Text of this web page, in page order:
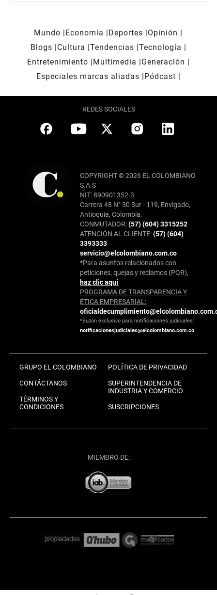
Mundo Economía Deportes
Opinión
Blogs
Cultura Tendencias Tecnología
Entretenimiento
Multimedia
Generación
Especiales marcas aliadas
Pódcast
REDES SOCIALES
COPYRIGHT © 2026 EL COLOMBIANO
S.A.S
NIT: 890901352-3
Carrera 48 N° 30 Sur - 119, Envigado,
Antioquia, Colombia.
CONMUTADOR:(57) (604) 3315252
ATENCIÓN AL CLIENTE:(57) (604)
3393333
servicio@elcolombiano.com.co
*Para asuntos relacionados con
peticiones, quejas y reclamos (PQR),
haz clic aquí
PROGRAMA DE TRANSPARENCIA Y
ÉTICA EMPRESARIAL:
*Buzón exclusivo para notificaciones judiciales:
notificacionesjudiciales@elcolombiano.com.co
GRUPO EL COLOMBIANO
CONTÁCTANOS
TÉRMINOS Y
CONDICIONES
POLÍTICA DE PRIVACIDAD
SUPERINTENDENCIA DE
INDUSTRIA Y COMERCIO
SUSCRIPCIONES
MIEMBRO DE: